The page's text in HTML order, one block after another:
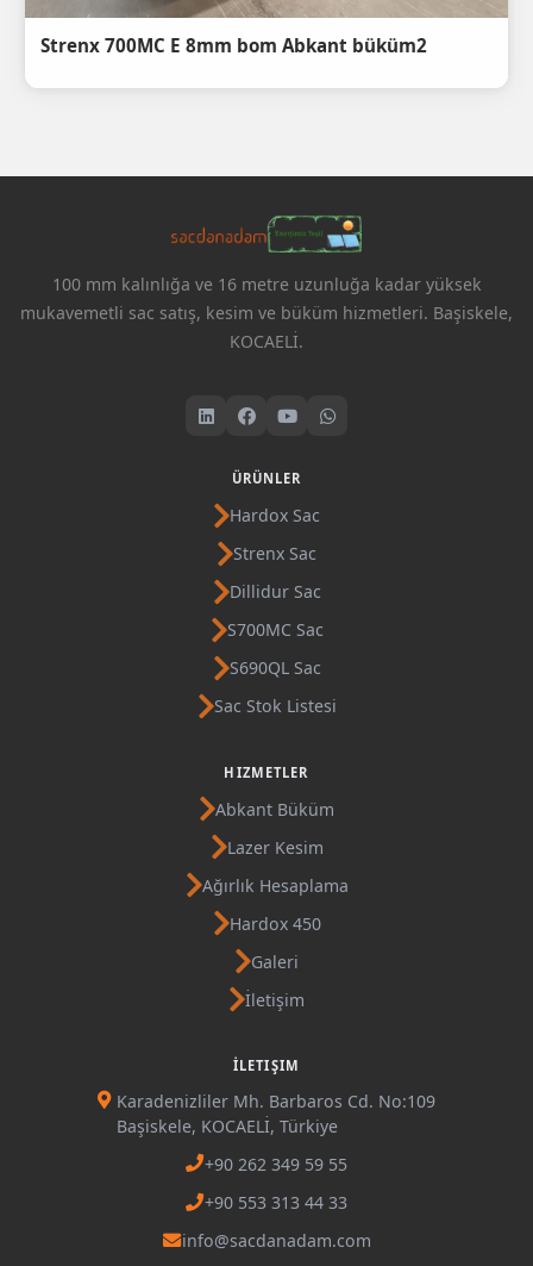
Strenx 700MC E 8mm bom Abkant büküm2
100 mm kalınlığa ve 16 metre uzunluğa kadar yüksek
mukavemetli sac satış, kesim ve büküm hizmetleri. Başiskele,
KOCAELİ.
ÜRÜNLER
Hardox Sac
Strenx Sac
Dillidur Sac
S700MC Sac
S690QL Sac
Sac Stok Listesi
HIZMETLER
Abkant Büküm
Lazer Kesim
Ağırlık Hesaplama
Hardox 450
Galeri
İletişim
İLETIŞIM
Karadenizliler Mh. Barbaros Cd. No:109
Başiskele, KOCAELİ, Türkiye
+90 262 349 59 55
+90 553 313 44 33
info@sacdanadam.com